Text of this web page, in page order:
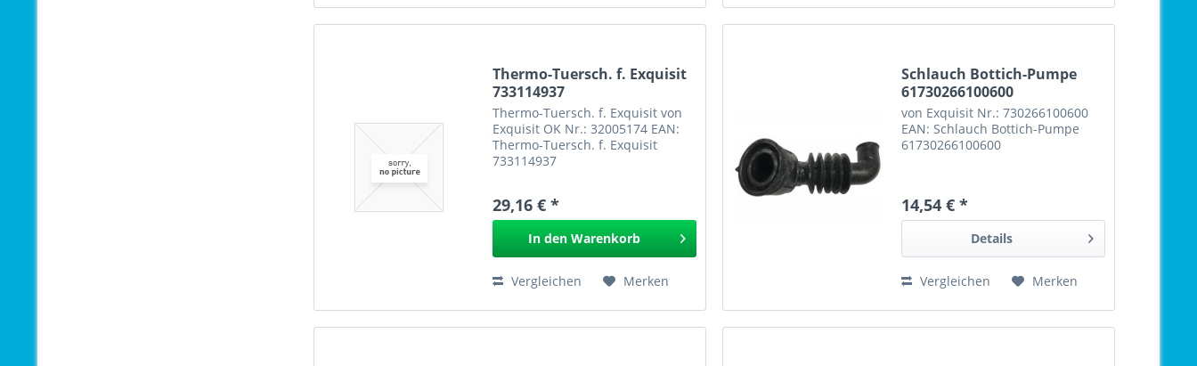
Thermo-Tuersch. f. Exquisit
733114937
Thermo-Tuersch. f. Exquisit von
Exquisit OK Nr.: 32005174 EAN:
Thermo-Tuersch. f. Exquisit
733114937
29,16 € *
In den Warenkorb
Vergleichen Merken
Schlauch Bottich-Pumpe
61730266100600
von Exquisit Nr.: 730266100600
EAN: Schlauch Bottich-Pumpe
61730266100600
14,54 € *
Details
Vergleichen Merken